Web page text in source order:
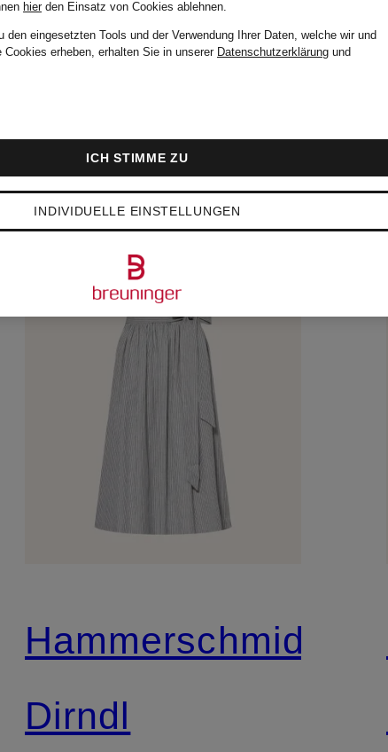
Hammerschmid
Dirndl
hierden Einsatz von Cookies ablehnen.
den eingesetzten Tools und der Verwendung Ihrer Daten, welche wir und
Cookies erheben, erhalten Sie in unserer Datenschutzerklärung und
INDIVIDUELLE EINSTELLUNGEN
ICH STIMME ZU